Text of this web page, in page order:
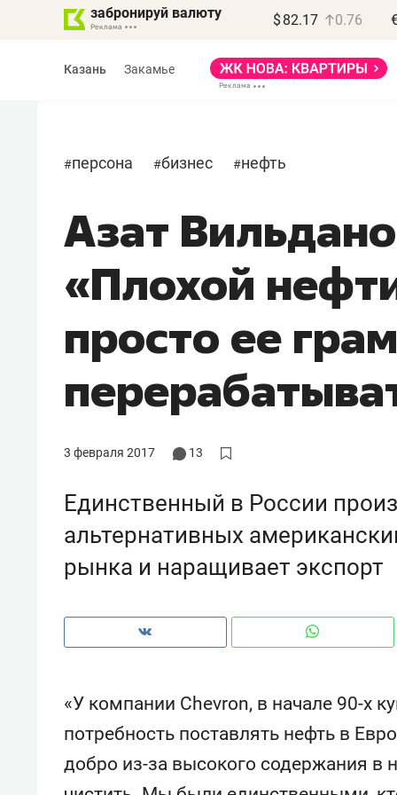
забронируй валюту $ 82.17 0.76
Казань Закамье
#персона #бизнес #нефть
Азат
«Плохой
просто ее
3 февраля 2017 13
Единственный в России
альтернативных
рынка и наращивает экспорт
«У компании Chevron, в начале 90-х
потребность поставлять нефть в
добро из-за высокого содержания в
Василь Мазитов
МАРТ
«Не зная местных
потерять минимум
Как бизнесу выйти на зарубежные
Как ГК «МИР ГРУПП» и ВТБ
создают оазис жилого
комфорта под Казанью
150
ID